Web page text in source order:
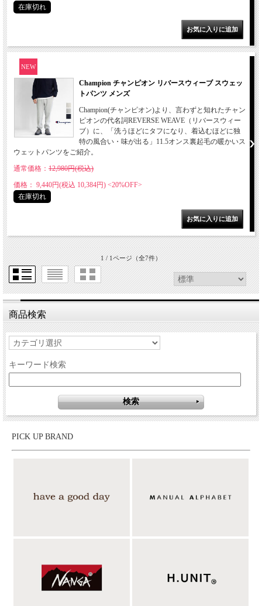
在庫切れ
NEW
Champion チャンピオン リバースウィーブ スウェッ
トパンツ メンズ
Champion(チャンピオン)より、言わずと知れたチャン
ピオンの代名詞REVERSE WEAVE（リバースウィー
ブ）に、「洗うほどにタフになり、着込むほどに独
特の風合い・味が出る」11.5オンス裏起毛の暖かいス
ウェットパンツをご紹介。
通常価格： 12,980円(税込)
価格： 9,440円(税込 10,384円) <20%OFF>
在庫切れ
1 / 1ページ（全7件）
商品検索
キーワード検索
PICK UP BRAND